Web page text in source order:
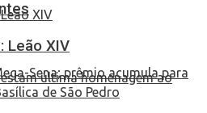
Leão XIV